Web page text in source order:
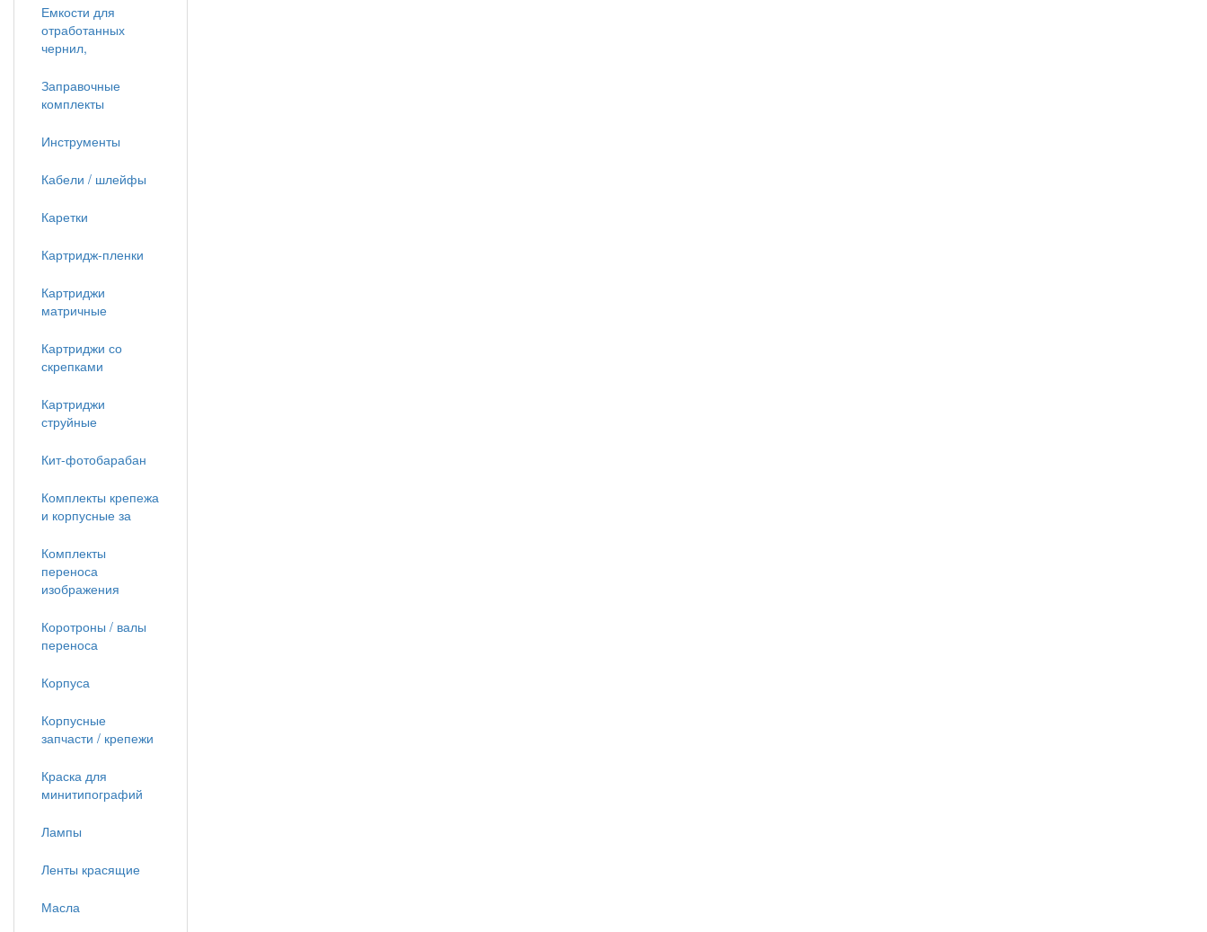
Емкости для
отработанных
чернил,
Заправочные
комплекты
Инструменты
Кабели / шлейфы
Каретки
Картридж-пленки
Картриджи
матричные
Картриджи со
скрепками
Картриджи
струйные
Кит-фотобарабан
Комплекты крепежа
и корпусные за
Комплекты
переноса
изображения
Коротроны / валы
переноса
Корпуса
Корпусные
запчасти / крепежи
Краска для
минитипографий
Лампы
Ленты красящие
Масла